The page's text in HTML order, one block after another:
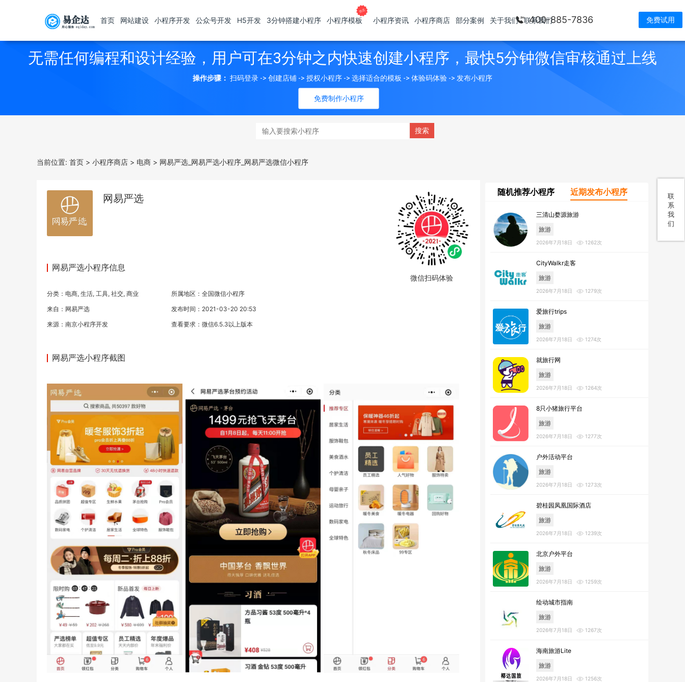
400-885-7836 免费试用
首页 网站建设 小程序开发 公众号开发 H5开发 3分钟搭建小程序 小程序模板 小程序资讯 小程序商店 部分案例 关于我们 联系我们
联
系
我
们
无需任何编程和设计经验，用户可在3分钟之内快速创建小程序，最快5分钟微信审核通过上线
免费制作小程序
操作步骤： 扫码登录 -> 创建店铺 -> 授权小程序 -> 选择适合的模板 -> 体验码体验 -> 发布小程序
当前位置: 首页 > 小程序商店 > 电商 > 网易严选_网易严选小程序_网易严选微信小程序
网易严选
网易严选小程序信息
分类： 电商, 生活, 工具, 社交, 商业
所属地区：全国微信小程序
来自：网易严选
发布时间：2021-03-20 20:53
来源： 南京小程序开发 查看要求：微信6.5.3以上版本
微信扫码体验
网易严选小程序截图
随机推荐小程序 近期发布小程序
三清山婺源旅游
旅游
2026年7月18日 1262次
CityWalkr走客
旅游
2026年7月18日 1279次
爱旅行trips
旅游
2026年7月18日 1274次
就旅行网
旅游
2026年7月18日 1264次
8只小猪旅行平台
旅游
2026年7月18日 1277次
户外活动平台
旅游
2026年7月18日 1273次
碧桂园凤凰国际酒店
旅游
2026年7月18日 1239次
北京户外平台
旅游
2026年7月18日 1259次
绘动城市指南
旅游
2026年7月18日 1267次
海南旅游Lite
旅游
2026年7月18日 1256次